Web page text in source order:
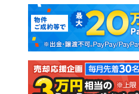
新築マンション
新築一戸建て
注文住宅
マンションカタログ